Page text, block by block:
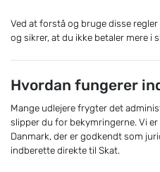
Ved at forstå og bruge disse
og sikrer, at du ikke betaler mere i
Hvordan fungerer
Mange udlejere frygter det
slipper du for bekymringerne. Vi
Danmark, der er godkendt som
indberette direkte til Skat.